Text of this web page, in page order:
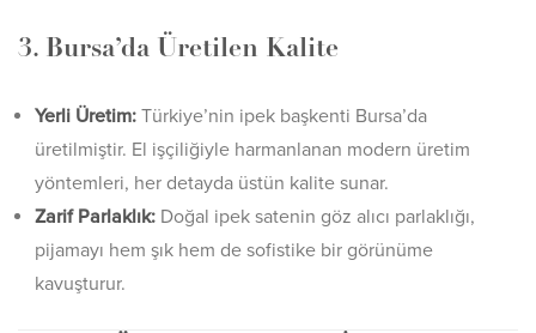
3. Bursa’da Üretilen Kalite
Yerli Üretim: Türkiye’nin ipek başkenti Bursa’da
üretilmiştir. El işçiliğiyle harmanlanan modern üretim
yöntemleri, her detayda üstün kalite sunar.
Zarif Parlaklık: Doğal ipek satenin göz alıcı parlaklığı,
pijamayı hem şık hem de sofistike bir görünüme
kavuşturur.